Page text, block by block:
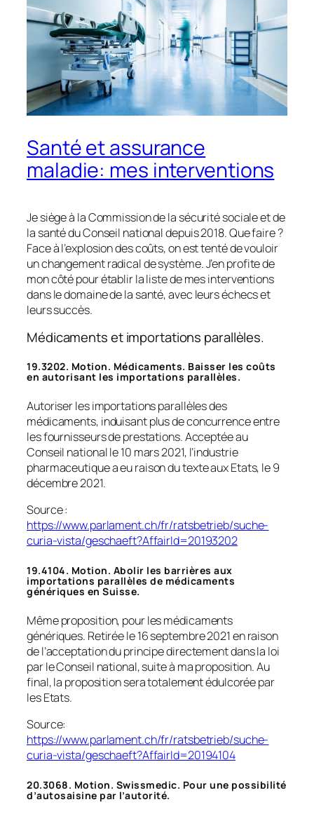
Santé et assurance
maladie: mes interventions
Je siège à la Commission de la sécurité sociale et de
la santé du Conseil national depuis 2018. Que faire ?
Face à l’explosion des coûts, on est tenté de vouloir
un changement radical de système. J’en profite de
mon côté pour établir la liste de mes interventions
dans le domaine de la santé, avec leurs échecs et
leurs succès.
Médicaments et importations parallèles.
19.3202. Motion. Médicaments. Baisser les coûts
en autorisant les importations parallèles.
Autoriser les importations parallèles des
médicaments, induisant plus de concurrence entre
les fournisseurs de prestations. Acceptée au
Conseil national le 10 mars 2021, l’industrie
pharmaceutique a eu raison du texte aux Etats, le 9
décembre 2021.
Source :
https://www.parlament.ch/fr/ratsbetrieb/suche-
curia-vista/geschaeft?AffairId=20193202
19.4104. Motion. Abolir les barrières aux
importations parallèles de médicaments
génériques en Suisse.
Même proposition, pour les médicaments
génériques. Retirée le 16 septembre 2021 en raison
de l’acceptation du principe directement dans la loi
par le Conseil national, suite à ma proposition. Au
final, la proposition sera totalement édulcorée par
les Etats.
Source:
https://www.parlament.ch/fr/ratsbetrieb/suche-
curia-vista/geschaeft?AffairId=20194104
20.3068. Motion. Swissmedic. Pour une possibilité
d’autosaisine par l’autorité.